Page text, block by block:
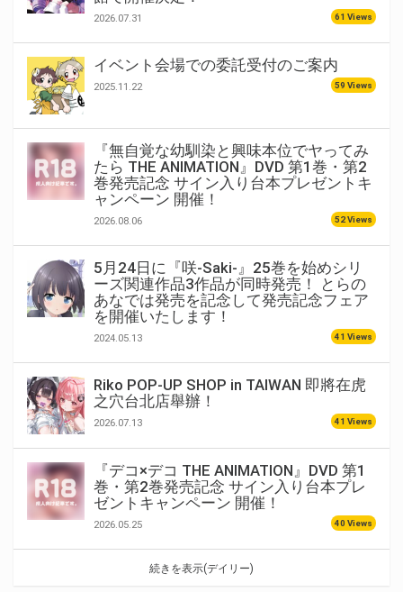
2026.07.31 61 Views
イベント会場での委託受付のご案内
2025.11.22 59 Views
『無自覚な幼馴染と興味本位でヤってみ
たら THE ANIMATION』DVD 第1巻・第2
巻発売記念 サイン入り台本プレゼントキ
ャンペーン 開催！
2026.08.06 52 Views
5月24日に『咲-Saki-』25巻を始めシリ
ーズ関連作品3作品が同時発売！ とらの
あなでは発売を記念して発売記念フェア
を開催いたします！
2024.05.13 41 Views
Riko POP-UP SHOP in TAIWAN 即將在虎
之穴台北店舉辦！
2026.07.13 41 Views
『デコ×デコ THE ANIMATION』DVD 第1
巻・第2巻発売記念 サイン入り台本プレ
ゼントキャンペーン 開催！
2026.05.25 40 Views
続きを表示(デイリー)